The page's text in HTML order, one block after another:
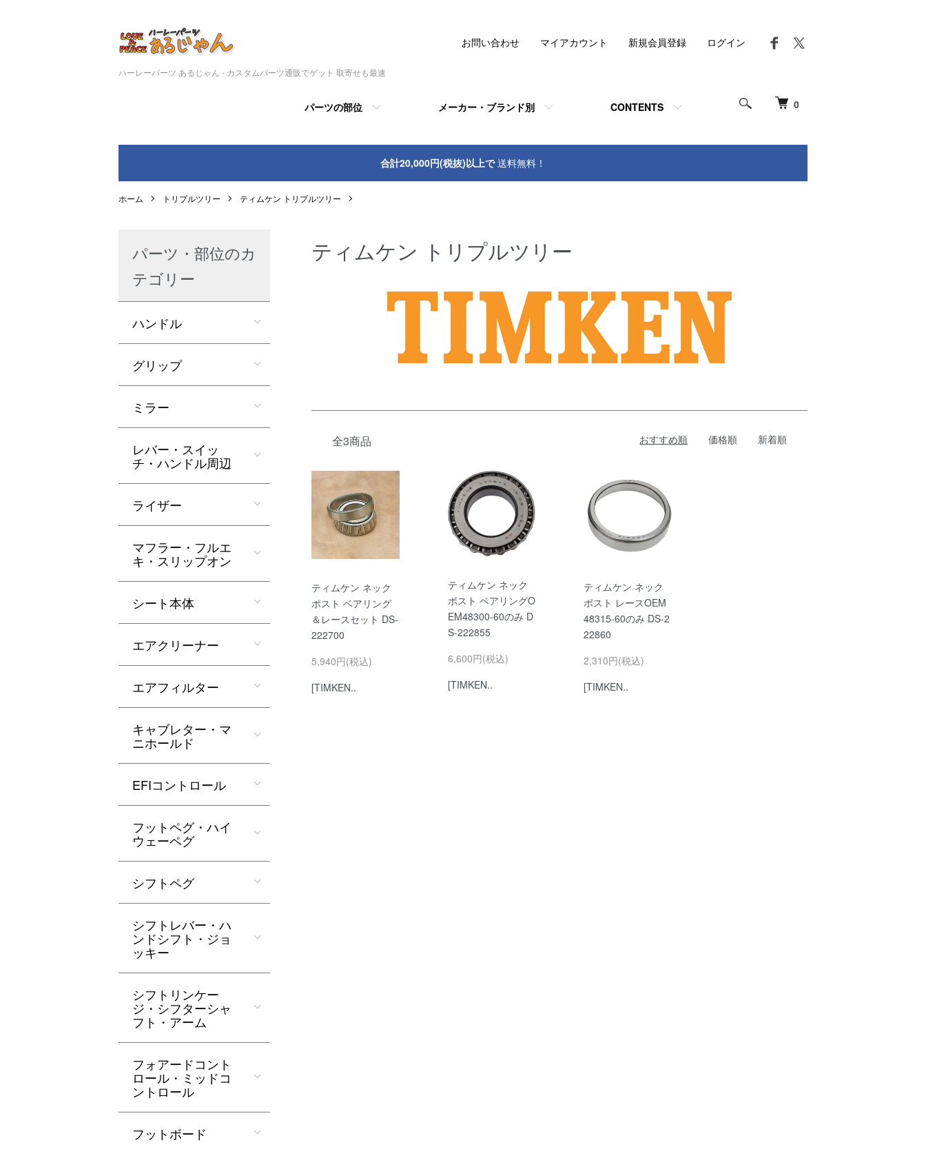
ハーレーパーツ あるじゃん - カスタムパーツ通販でゲット 取寄せも最速
0
パーツの部位 メーカー・ブランド別 CONTENTS
お問い合わせ マイアカウント 新規会員登録 ログイン
合計20,000円(税抜)以上で送料無料！
ホーム トリプルツリー ティムケン トリプルツリー
ティムケン トリプルツリー
全3商品 おすすめ順 価格順 新着順
ティムケン ネック
ポスト ベアリング
＆レースセット DS-
222700
5,940円(税込)
[TIMKEN..
ティムケン ネック
ポスト ベアリングO
EM48300-60のみ D
S-222855
6,600円(税込)
[TIMKEN..
ティムケン ネック
ポスト レースOEM
48315-60のみ DS-2
22860
2,310円(税込)
[TIMKEN..
パーツ・部位のカ
テゴリー
ハンドル
グリップ
ミラー
レバー・スイッ
チ・ハンドル周辺
ライザー
マフラー・フルエ
キ・スリップオン
シート本体
エアクリーナー
エアフィルター
キャブレター・マ
ニホールド
EFIコントロール
フットペグ・ハイ
ウェーペグ
シフトペグ
シフトレバー・ハ
ンドシフト・ジョ
ッキー
シフトリンケー
ジ・シフターシャ
フト・アーム
フォアードコント
ロール・ミッドコ
ントロール
フットボード